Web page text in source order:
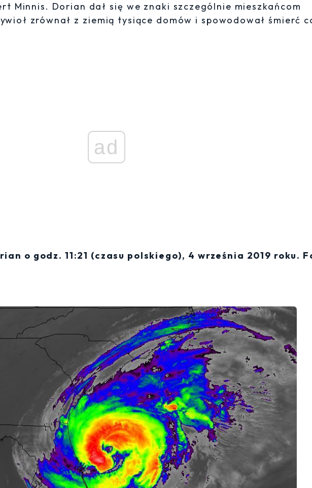
Minnis. Dorian dał się we znaki szczególnie mieszkańcom
zrównał z ziemią tysiące domów i spowodował śmierć
ad
o godz. 11:21 (czasu polskiego), 4 września 2019 roku.